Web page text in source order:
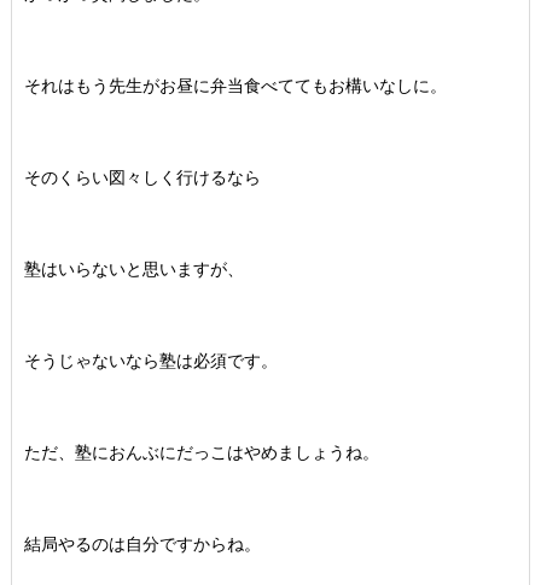
それはもう先生がお昼に弁当食べててもお構いなしに。
そのくらい図々しく行けるなら
塾はいらないと思いますが、
そうじゃないなら塾は必須です。
ただ、塾におんぶにだっこはやめましょうね。
結局やるのは自分ですからね。